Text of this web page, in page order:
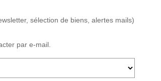
sélection de biens, alertes mails)
par e-mail.